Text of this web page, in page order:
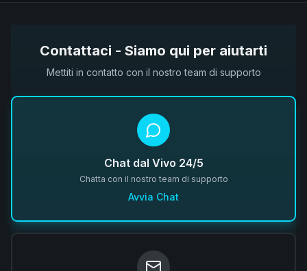
Contattaci - Siamo qui per aiutarti
Mettiti in contatto con il nostro team di supporto
Chat dal Vivo 24/5
Chatta con il nostro team di supporto
Avvia Chat